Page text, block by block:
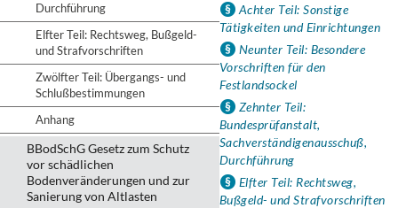
Durchführung
Elfter Teil: Rechtsweg, Bußgeld-
und Strafvorschriften
Zwölfter Teil: Übergangs- und
Schlußbestimmungen
Anhang
BBodSchG Gesetz zum Schutz
vor schädlichen
Bodenveränderungen und zur
Sanierung von Altlasten
Achter Teil: Sonstige
Tätigkeiten und Einrichtungen
Neunter Teil: Besondere
Vorschriften für den
Festlandsockel
Zehnter Teil:
Bundesprüfanstalt,
Sachverständigenausschuß,
Durchführung
Elfter Teil: Rechtsweg,
Bußgeld- und Strafvorschriften